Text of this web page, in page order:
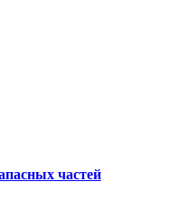
частей